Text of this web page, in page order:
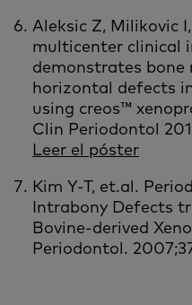
Aleksic Z, Milikovic
multicenter clinical
demonstrates bone
horizontal defects
using creos™
Clin Periodontol
Leer el póster
Kim Y-T, et.al.
Intrabony Defects
Bovine-derived
Periodontol.